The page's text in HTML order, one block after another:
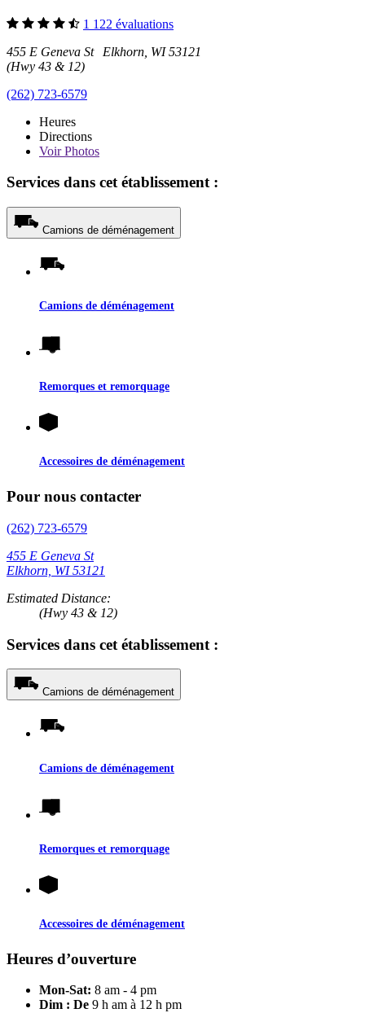
1 122 évaluations
455 E Geneva St Elkhorn, WI 53121
(Hwy 43 & 12)
(262) 723-6579
Heures
Directions
VoirPhotos
Services dans cet établissement :
Camions de déménagement
Camions de déménagement
Remorques et remorquage
Accessoires de déménagement
Pour nous contacter
(262) 723-6579
455 E Geneva St
Elkhorn, WI 53121
Estimated Distance:
(Hwy 43 & 12)
Services dans cet établissement :
Camions de déménagement
Camions de déménagement
Remorques et remorquage
Accessoires de déménagement
Heures d’ouverture
Mon-Sat: 8 am - 4 pm
Dim : De 9 h am à 12 h pm